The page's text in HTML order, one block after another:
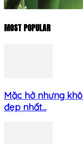
MOST POPULAR
Mặc hở nhưng
đẹp nhất...